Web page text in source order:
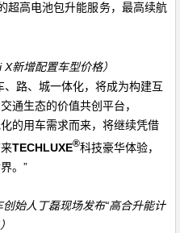
超高电池包升能服务，最高续航
X新增配置车型价格）
、路、城一体化，将成为构建互
通生态的价值共创平台，
的用车需求而来，将继续凭借
TECHLUXE®科技豪华体验，
。”
始人丁磊现场发布“高合升能计